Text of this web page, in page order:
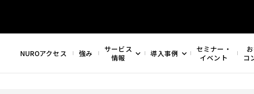
NUROアクセス 強み
サービス
情報
導入事例
セミナー・
イベント
コ